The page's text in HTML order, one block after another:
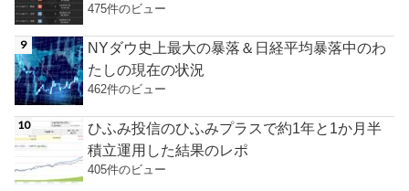
475件のビュー
NYダウ史上最大の暴落＆日経平均暴落中のわ
たしの現在の状況
462件のビュー
ひふみ投信のひふみプラスで約1年と1か月半
積立運用した結果のレポ
405件のビュー